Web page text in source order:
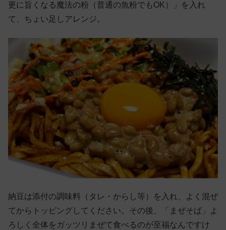
更に旨くなる魔法の粉（普通の魚粉でもOK）」を入れ
て、ちょい足しアレンジ。
納豆は添付の調味料（タレ・からし等）を入れ、よく混ぜ
てからトッピングしてください。その後、「まぜそば」よ
ろしく全体をガッツリまぜて食べるのが至福なんですけ